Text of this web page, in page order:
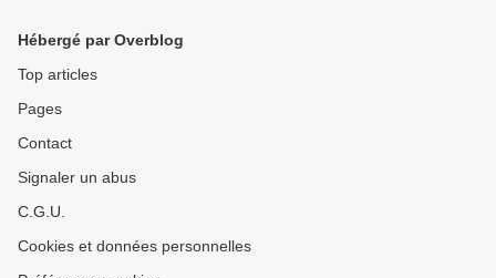
Hébergé par Overblog
Top articles
Pages
Contact
Signaler un abus
C.G.U.
Cookies et données personnelles